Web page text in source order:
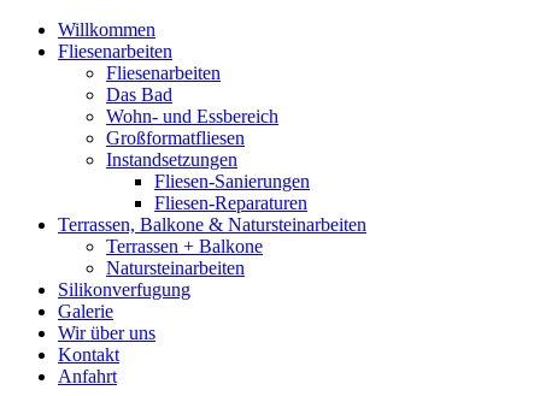
Willkommen
Fliesenarbeiten
Fliesenarbeiten
Das Bad
Wohn- und Essbereich
Großformatfliesen
Instandsetzungen
Fliesen-Sanierungen
Fliesen-Reparaturen
Terrassen, Balkone & Natursteinarbeiten
Terrassen + Balkone
Natursteinarbeiten
Silikonverfugung
Galerie
Wir über uns
Kontakt
Anfahrt